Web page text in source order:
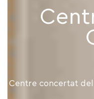
Centre concertat del